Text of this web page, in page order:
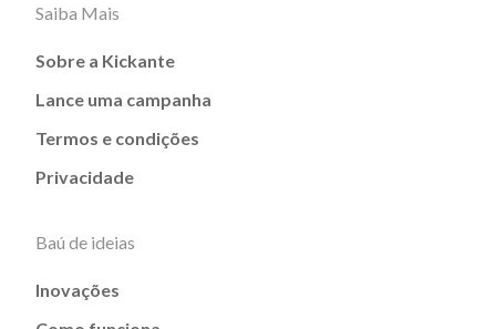
Saiba Mais
Sobre a Kickante
Lance uma campanha
Termos e condições
Privacidade
Baú de ideias
Inovações